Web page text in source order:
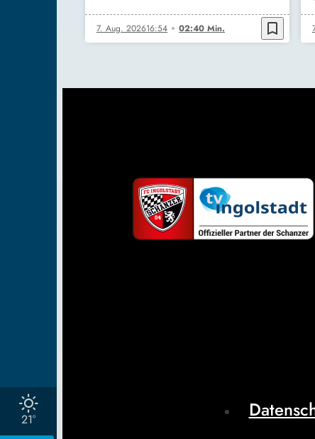
21°
7. Aug. 202616:54 02:40 Min. bookmark_border